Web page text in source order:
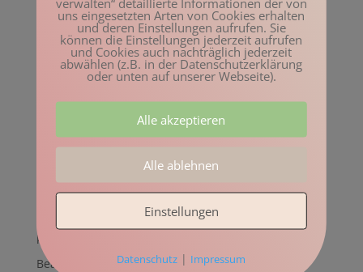
Prognose für Knochenbrüche bei Osteoporose I
Podcast
Die frühen Symptome der Osteoporose I Podcast
Die Rate des Knochenschwunds bei Frauen I Podcast
Knochenstrukturen und Knochenfrakturen I Podcast
Manuela
Buddha
Feldenkrais Übung: Knöchel – der
kleine Buddha
Beatrix Aigner
zuFeldenkrais Lektion Hüfte öffnen
uns eingesetzten Arten von Cookies erhalten
und deren Einstellungen aufrufen. Sie
können die Einstellungen jederzeit aufrufen
und Cookies auch nachträglich jederzeit
abwählen (z.B. in der Datenschutzerklärung
oder unten auf unserer Webseite).
Alle akzeptieren
Alle ablehnen
Einstellungen
Datenschutz | Impressum